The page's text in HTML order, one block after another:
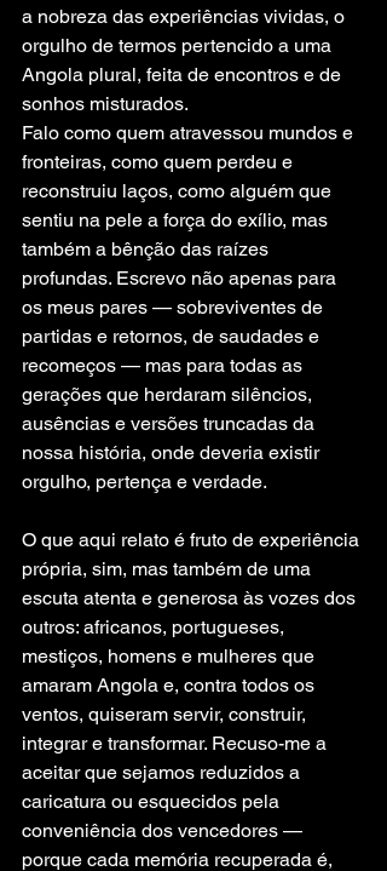
a nobreza das experiências vividas, o
orgulho de termos pertencido a uma
Angola plural, feita de encontros e de
sonhos misturados.
Falo como quem atravessou mundos e
fronteiras, como quem perdeu e
reconstruiu laços, como alguém que
sentiu na pele a força do exílio, mas
também a bênção das raízes
profundas. Escrevo não apenas para
os meus pares — sobreviventes de
partidas e retornos, de saudades e
recomeços — mas para todas as
gerações que herdaram silêncios,
ausências e versões truncadas da
nossa história, onde deveria existir
orgulho, pertença e verdade.
O que aqui relato é fruto de experiência
própria, sim, mas também de uma
escuta atenta e generosa às vozes dos
outros: africanos, portugueses,
mestiços, homens e mulheres que
amaram Angola e, contra todos os
ventos, quiseram servir, construir,
integrar e transformar. Recuso-me a
aceitar que sejamos reduzidos a
caricatura ou esquecidos pela
conveniência dos vencedores —
porque cada memória recuperada é,